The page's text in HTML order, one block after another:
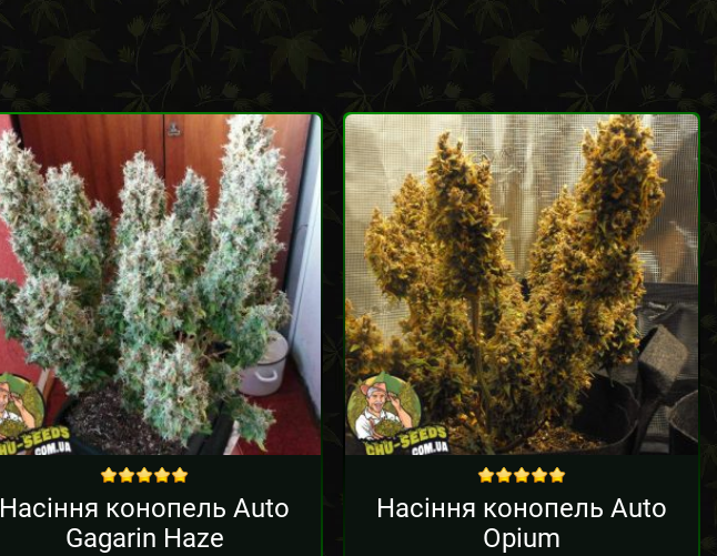
Насіння конопель Auto
Gagarin Haze
Насіння конопель Auto
Opium